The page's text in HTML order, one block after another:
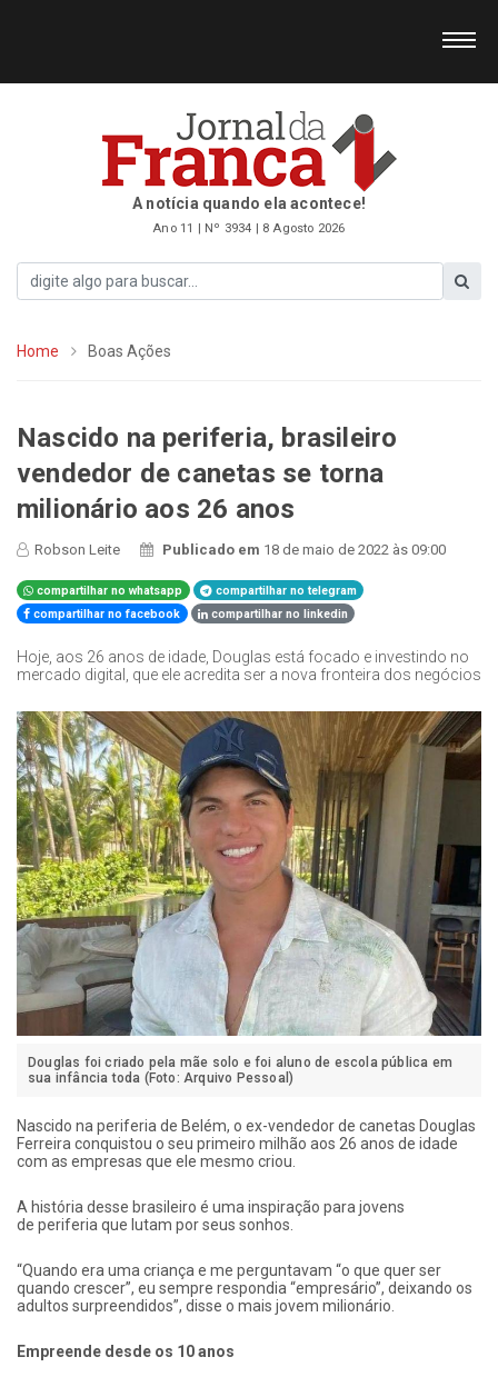
A notícia quando ela acontece!
Ano 11 | Nº 3934 | 8 Agosto 2026
Home Boas Ações
Nascido na periferia, brasileiro
vendedor de canetas se torna
milionário aos 26 anos
Robson Leite Publicado em 18 de maio de 2022 às 09:00
compartilhar no whatsapp
compartilhar no telegram
compartilhar no facebook
compartilhar no linkedin
Hoje, aos 26 anos de idade, Douglas está focado e investindo no
mercado digital, que ele acredita ser a nova fronteira dos negócios
Douglas foi criado pela mãe solo e foi aluno de escola pública em
sua infância toda (Foto: Arquivo Pessoal)
Nascido na periferia de Belém, o ex-vendedor de canetas Douglas
Ferreira conquistou o seu primeiro milhão aos 26 anos de idade
com as empresas que ele mesmo criou.
A história desse brasileiro é uma inspiração para jovens
de periferia que lutam por seus sonhos.
“Quando era uma criança e me perguntavam “o que quer ser
quando crescer”, eu sempre respondia “empresário”, deixando os
adultos surpreendidos”, disse o mais jovem milionário.
Empreende desde os 10 anos